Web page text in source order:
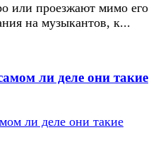
или проезжают мимо его
на музыкантов, к...
ли деле они такие